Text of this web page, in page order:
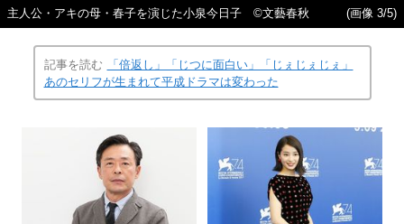
主人公・アキの母・春子を演じた小泉今日子 ©文藝春秋 (画像 3/5)
記事を読む
「倍返し」「じつに面白い」「じぇじぇじぇ」
あのセリフが生まれて平成ドラマは変わった